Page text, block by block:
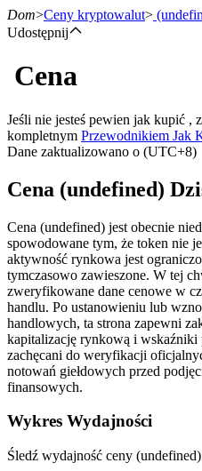
Kontrakty terminowe
Kontrakty terminowe na
Kontrakty futures
Dom>Ceny kryptowalut>
Udostępnij
Cena
Jeśli nie jesteś pewien jak kupić ,
kompletnym Przewodnikiem Jak
Dane zaktualizowano o (UTC+8)
Cena (undefined)
Cena (undefined) jest obecnie
spowodowane tym, że token nie
aktywność rynkowa jest
tymczasowo zawieszone. W tej
zweryfikowane dane cenowe w
handlu. Po ustanowieniu lub
handlowych, ta strona zapewni
kapitalizację rynkową i wskaźniki
zachęcani do weryfikacji
notowań giełdowych przed
finansowych.
Wykres Wydajności
Śledź wydajność ceny